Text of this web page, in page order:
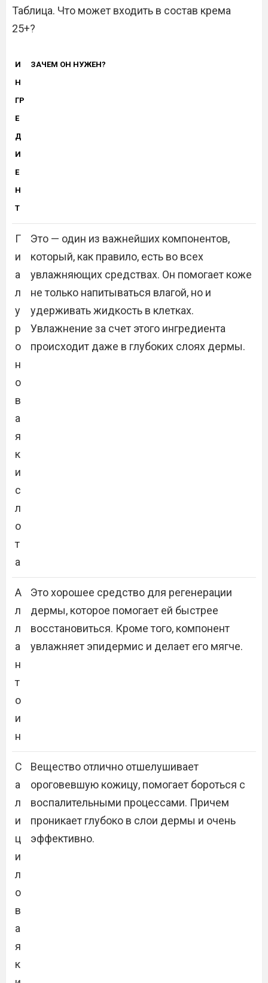
Таблица. Что может входить в состав крема
25+?
И
Н
ГР
Е
Д
И
Е
Н
Т
ЗАЧЕМ ОН НУЖЕН?
Г
и
а
л
у
р
о
н
о
в
а
я
к
и
с
л
о
т
а
Это — один из важнейших компонентов,
который, как правило, есть во всех
увлажняющих средствах. Он помогает коже
не только напитываться влагой, но и
удерживать жидкость в клетках.
Увлажнение за счет этого ингредиента
происходит даже в глубоких слоях дермы.
А
л
л
а
н
т
о
и
н
Это хорошее средство для регенерации
дермы, которое помогает ей быстрее
восстановиться. Кроме того, компонент
увлажняет эпидермис и делает его мягче.
С
а
л
и
ц
и
л
о
в
а
я
к
Вещество отлично отшелушивает
ороговевшую кожицу, помогает бороться с
воспалительными процессами. Причем
проникает глубоко в слои дермы и очень
эффективно.